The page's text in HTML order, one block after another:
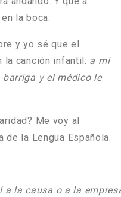
la boca.
y yo sé que el
la canción infantil: a mi
y el médico le
Me voy al
de la Lengua Española.
la causa o a la